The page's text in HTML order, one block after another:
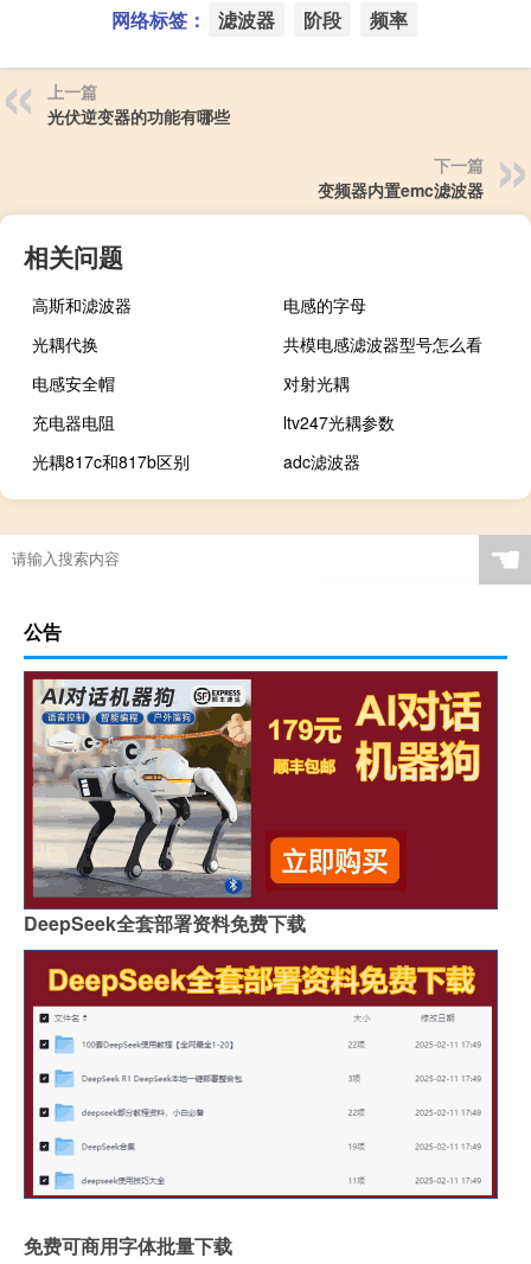
网络标签： 滤波器 阶段 频率
上一篇
光伏逆变器的功能有哪些
下一篇
变频器内置emc滤波器
相关问题
高斯和滤波器
电感的字母
光耦代换
共模电感滤波器型号怎么看
电感安全帽
对射光耦
充电器电阻
ltv247光耦参数
光耦817c和817b区别
adc滤波器
☚
公告
DeepSeek全套部署资料免费下载
免费可商用字体批量下载